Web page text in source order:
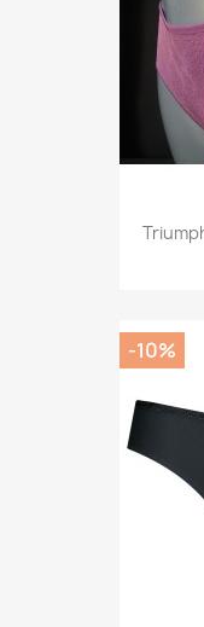
-10%